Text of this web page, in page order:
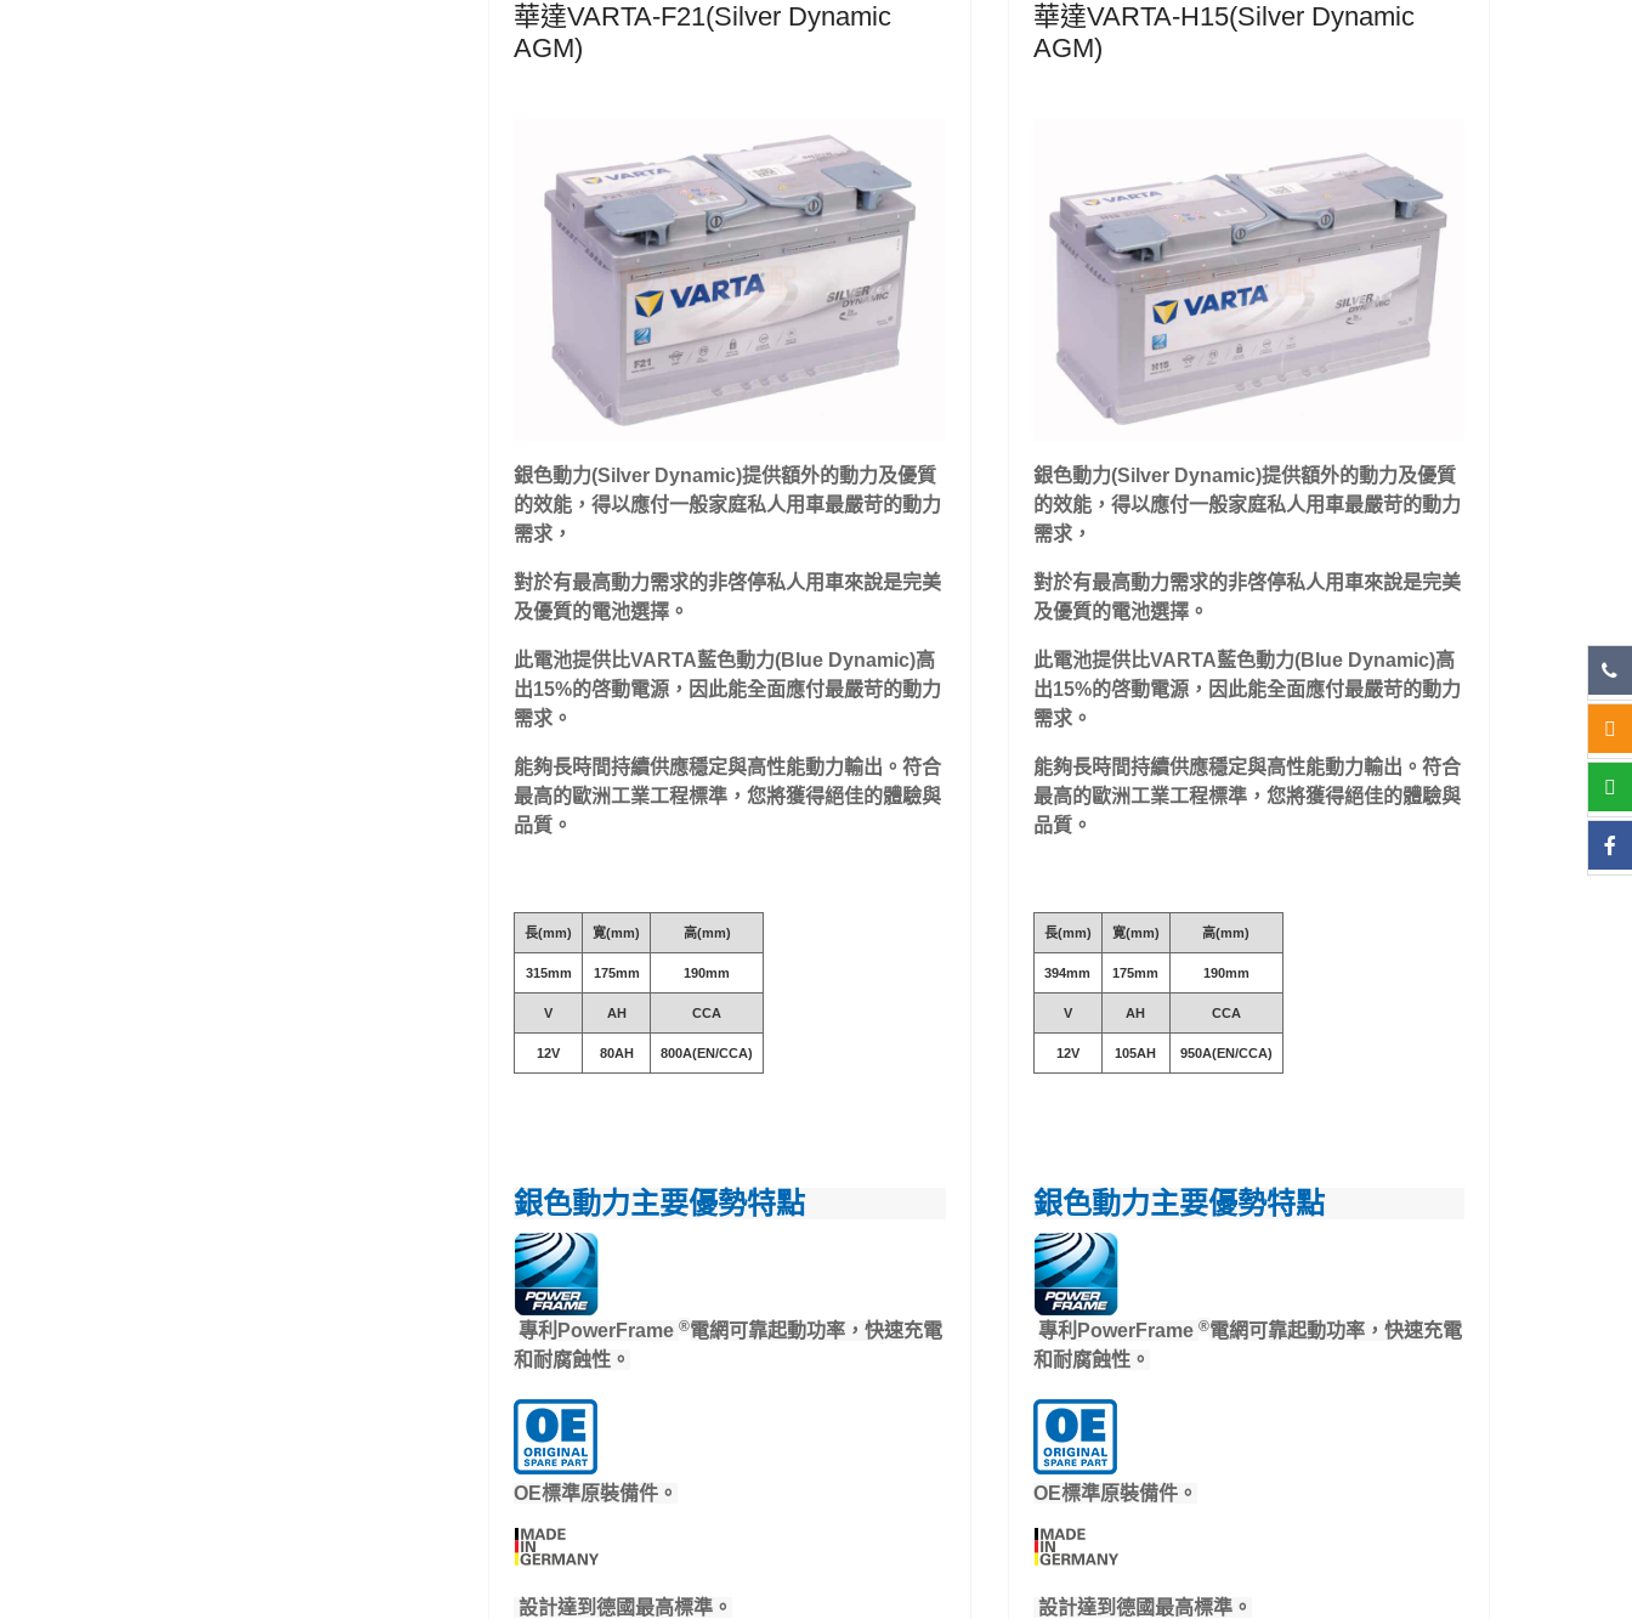
華達VARTA-F21(Silver Dynamic
AGM)
銀色動力(Silver Dynamic)提供額外的動力及優質
的效能，得以應付一般家庭私人用車最嚴苛的動力
需求 ，
對於有最高動力需求的非啓停私人用車來說是完美
及優質的電池選擇。
此電池提供比VARTA藍色動力(Blue Dynamic)高
出15%的啓動電源，因此能全面應付最嚴苛的動力
需求。
能夠長時間持續供應穩定與高性能動力輸出。符合
最高的歐洲工業工程標準，您將獲得絕佳的體驗與
品質。
長(mm) 寛(mm) 高(mm)
315mm 175mm 190mm
V AH CCA
12V 80AH 800A(EN/CCA)
銀色動力主要優勢特點
專利PowerFrame ®電網可靠起動功率，快速充電
和耐腐蝕性。
OE標準原裝備件。
設計達到德國最高標準。
華達VARTA-H15(Silver Dynamic
AGM)
銀色動力(Silver Dynamic)提供額外的動力及優質
的效能，得以應付一般家庭私人用車最嚴苛的動力
需求，
對於有最高動力需求的非啓停私人用車來說是完美
及優質的電池選擇。
此電池提供比VARTA藍色動力(Blue Dynamic)高
出15%的啓動電源，因此能全面應付最嚴苛的動力
需求。
能夠長時間持續供應穩定與高性能動力輸出。符合
最高的歐洲工業工程標準，您將獲得絕佳的體驗與
品質。
長(mm) 寛(mm) 高(mm)
394mm 175mm 190mm
V AH CCA
12V 105AH 950A(EN/CCA)
銀色動力主要優勢特點
專利PowerFrame ®電網可靠起動功率，快速充電
和耐腐蝕性。
OE標準原裝備件。
設計達到德國最高標準。